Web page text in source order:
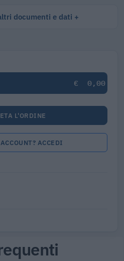
documenti e dati
€ 0,00
L'ORDINE
ACCEDI